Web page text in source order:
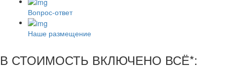
Вопрос-ответ
Наше размещение
В СТОИМОСТЬ ВКЛЮЧЕНО ВСЁ*: